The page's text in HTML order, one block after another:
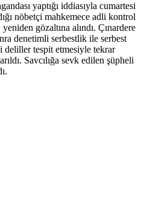
yaptığı iddiasıyla cumartesi
nöbetçi mahkemece adli kontrol
gözaltına alındı. Çınardere
denetimli serbestlik ile serbest
deliller tespit etmesiyle tekrar
Savcılığa sevk edilen şüpheli